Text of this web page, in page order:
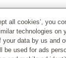
all cookies’, you
technologies on
your data by us and
be used for ads